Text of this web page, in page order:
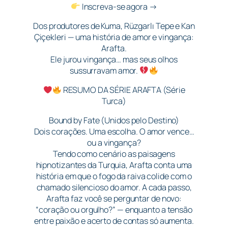
Inscreva-se agora →
Dos produtores de Kuma, Rüzgarlı Tepe e Kan
Çiçekleri — uma história de amor e vingança:
Arafta.
Ele jurou vingança… mas seus olhos
sussurravam amor.
RESUMO DA SÉRIE ARAFTA (Série
Turca)
Bound by Fate (Unidos pelo Destino)
Dois corações. Uma escolha. O amor vence…
ou a vingança?
Tendo como cenário as paisagens
hipnotizantes da Turquia, Arafta conta uma
história em que o fogo da raiva colide com o
chamado silencioso do amor. A cada passo,
Arafta faz você se perguntar de novo:
“coração ou orgulho?” — enquanto a tensão
entre paixão e acerto de contas só aumenta.